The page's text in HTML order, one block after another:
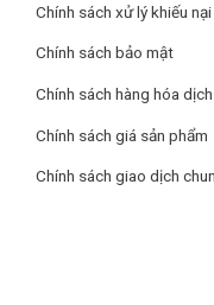
Chính sách xử lý khiếu nại
Chính sách bảo mật
Chính sách hàng hóa
Chính sách giá sản phẩm
Chính sách giao dịch